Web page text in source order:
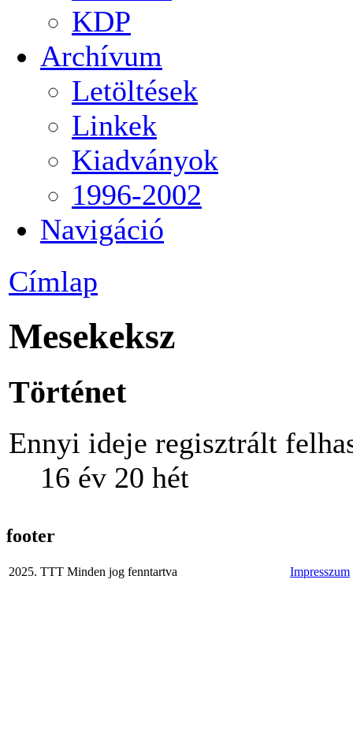
KDP
Archívum
Letöltések
Linkek
Kiadványok
1996-2002
Navigáció
Címlap
Mesekeksz
Történet
Ennyi ideje regisztrált
16 év 20 hét
footer
2025. TTT Minden jog fenntartva Impresszum